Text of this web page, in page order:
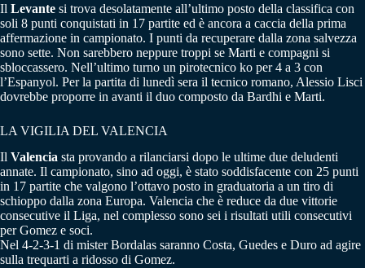
Il Levante si trova desolatamente all’ultimo posto della classifica con
soli 8 punti conquistati in 17 partite ed è ancora a caccia della prima
affermazione in campionato. I punti da recuperare dalla zona salvezza
sono sette. Non sarebbero neppure troppi se Marti e compagni si
sbloccassero. Nell’ultimo turno un pirotecnico ko per 4 a 3 con
l’Espanyol. Per la partita di lunedì sera il tecnico romano, Alessio Lisci
dovrebbe proporre in avanti il duo composto da Bardhi e Marti.
LA VIGILIA DEL VALENCIA
Il Valencia sta provando a rilanciarsi dopo le ultime due deludenti
annate. Il campionato, sino ad oggi, è stato soddisfacente con 25 punti
in 17 partite che valgono l’ottavo posto in graduatoria a un tiro di
schioppo dalla zona Europa. Valencia che è reduce da due vittorie
consecutive il Liga, nel complesso sono sei i risultati utili consecutivi
per Gomez e soci.
Nel 4-2-3-1 di mister Bordalas saranno Costa, Guedes e Duro ad agire
sulla trequarti a ridosso di Gomez.